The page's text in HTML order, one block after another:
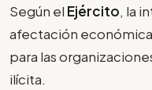
Según el Ejército, la
afectación
para las
ilícita.